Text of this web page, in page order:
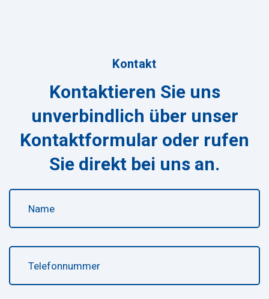
Kontakt
Kontaktieren Sie uns
unverbindlich über unser
Kontaktformular oder rufen
Sie direkt bei uns an.